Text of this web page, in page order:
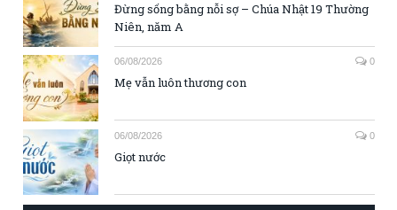
Đừng sống bằng nỗi sợ – Chúa Nhật 19 Thường
Niên, năm A
06/08/2026 0
Mẹ vẫn luôn thương con
06/08/2026 0
Giọt nước